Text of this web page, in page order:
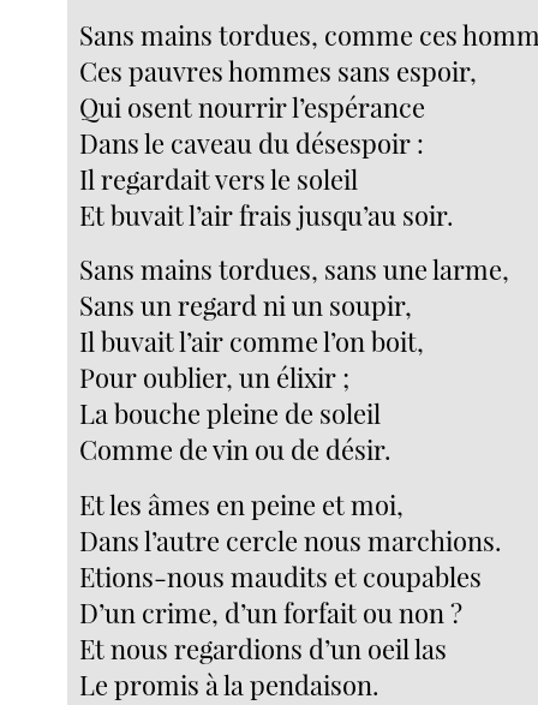
Sans mains tordues, comme ces
Ces pauvres hommes sans espoir,
Qui osent nourrir l’espérance
Dans le caveau du désespoir :
Il regardait vers le soleil
Et buvait l’air frais jusqu’au soir.
Sans mains tordues, sans une larme,
Sans un regard ni un soupir,
Il buvait l’air comme l’on boit,
Pour oublier, un élixir ;
La bouche pleine de soleil
Comme de vin ou de désir.
Et les âmes en peine et moi,
Dans l’autre cercle nous marchions.
Etions-nous maudits et coupables
D’un crime, d’un forfait ou non ?
Et nous regardions d’un oeil las
Le promis à la pendaison.